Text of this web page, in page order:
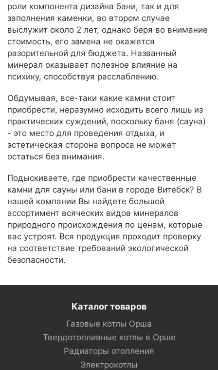
роли компонента дизайна бани, так и для
заполнения каменки, во втором случае
выслужит около 2 лет, однако беря во внимание
стоимость, его замена не окажется
разорительной для бюджета. Названный
минерал оказывает полезное влияние на
психику, способствуя расслаблению.
Обдумывая, все-таки какие камни стоит
приобрести, неразумно исходить всего лишь из
практических суждений, поскольку баня (сауна)
- это место для проведения отдыха, и
эстетическая сторона вопроса не может
остаться без внимания.
Подыскиваете, где приобрести качественные
камни для сауны или бани в городе Витебск? В
нашей компании Вы найдете большой
ассортимент всяческих видов минералов
природного происхождения по ценам, которые
вас устроят. Вся продукция проходит проверку
на соответствие требований экологической
безопасности.
Каталог товаров
Газовые котлы Орша
Твердотопливные котлы в Орше
Радиаторы отопления
Электрокотлы